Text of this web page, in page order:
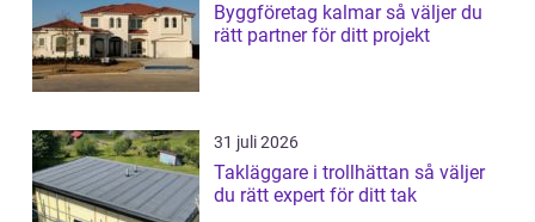
Byggföretag kalmar så väljer du
rätt partner för ditt projekt
31 juli 2026
Takläggare i trollhättan så väljer
du rätt expert för ditt tak